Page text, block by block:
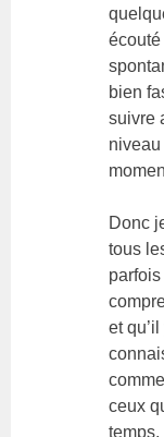
bien
suivre
Donc
tous
et
ceux
temps,